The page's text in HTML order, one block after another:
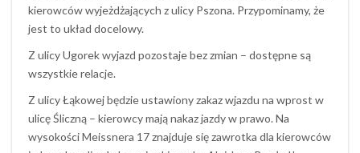
kierowców wyjeżdżających z ulicy Pszona. Przypominamy, że
jest to układ docelowy.
Z ulicy Ugorek wyjazd pozostaje bez zmian – dostępne są
wszystkie relacje.
Z ulicy Łąkowej będzie ustawiony zakaz wjazdu na wprost w
ulicę Śliczną – kierowcy mają nakaz jazdy w prawo. Na
wysokości Meissnera 17 znajduje się zawrotka dla kierowców